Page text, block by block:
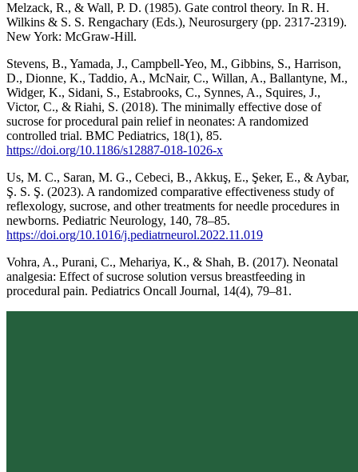
Melzack, R., & Wall, P. D. (1985). Gate control theory. In R. H.
Wilkins & S. S. Rengachary (Eds.), Neurosurgery (pp. 2317-2319).
New York: McGraw-Hill.
Stevens, B., Yamada, J., Campbell-Yeo, M., Gibbins, S., Harrison,
D., Dionne, K., Taddio, A., McNair, C., Willan, A., Ballantyne, M.,
Widger, K., Sidani, S., Estabrooks, C., Synnes, A., Squires, J.,
Victor, C., & Riahi, S. (2018). The minimally effective dose of
sucrose for procedural pain relief in neonates: A randomized
controlled trial. BMC Pediatrics, 18(1), 85.
https://doi.org/10.1186/s12887-018-1026-x
Us, M. C., Saran, M. G., Cebeci, B., Akkuş, E., Şeker, E., & Aybar,
Ş. S. Ş. (2023). A randomized comparative effectiveness study of
reflexology, sucrose, and other treatments for needle procedures in
newborns. Pediatric Neurology, 140, 78–85.
https://doi.org/10.1016/j.pediatrneurol.2022.11.019
Vohra, A., Purani, C., Mehariya, K., & Shah, B. (2017). Neonatal
analgesia: Effect of sucrose solution versus breastfeeding in
procedural pain. Pediatrics Oncall Journal, 14(4), 79–81.